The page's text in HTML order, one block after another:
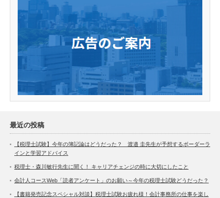
最近の投稿
【税理士試験】今年の簿記論はどうだった？ 渡邉 圭先生が予想するボーダーラ
インと学習アドバイス
税理士・森川敏行先生に聞く！ キャリアチェンジの時に大切にしたこと
会計人コースWeb「読者アンケート」のお願い～今年の税理士試験どうだった？
【書籍発売記念スペシャル対談】税理士試験お疲れ様！会計事務所の仕事を楽し